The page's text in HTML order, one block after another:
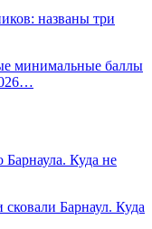
названы три
минимальные баллы
Барнаула. Куда не
Барнаул. Куда